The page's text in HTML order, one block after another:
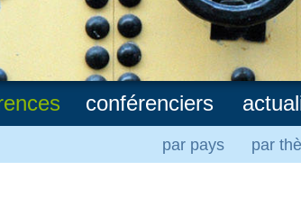
par pays par
conférenciers